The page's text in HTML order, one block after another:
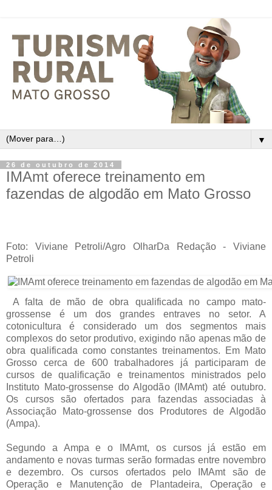
▼
26 de outubro de 2014
IMAmt oferece treinamento em
fazendas de algodão em Mato Grosso
Foto: Viviane Petroli/Agro OlharDa Redação - Viviane
Petroli
A falta de mão de obra qualificada no campo mato-
grossense é um dos grandes entraves no setor. A
cotonicultura é considerado um dos segmentos mais
complexos do setor produtivo, exigindo não apenas mão de
obra qualificada como constantes treinamentos. Em Mato
Grosso cerca de 600 trabalhadores já participaram de
cursos de qualificação e treinamentos ministrados pelo
Instituto Mato-grossense do Algodão (IMAmt) até outubro.
Os cursos são ofertados para fazendas associadas à
Associação Mato-grossense dos Produtores de Algodão
(Ampa).
Segundo a Ampa e o IMAmt, os cursos já estão em
andamento e novas turmas serão formadas entre novembro
e dezembro. Os cursos ofertados pelo IMAmt são de
Operação e Manutenção de Plantadeira, Operação e